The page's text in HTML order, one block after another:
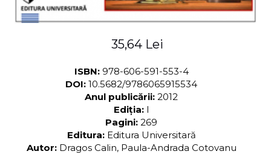
35,64 Lei
ISBN: 978-606-591-553-4
DOI: 10.5682/9786065915534
Anul publicării: 2012
Ediția: I
Pagini: 269
Editura: Editura Universitară
Autor: Dragos Calin, Paula-Andrada Cotovanu